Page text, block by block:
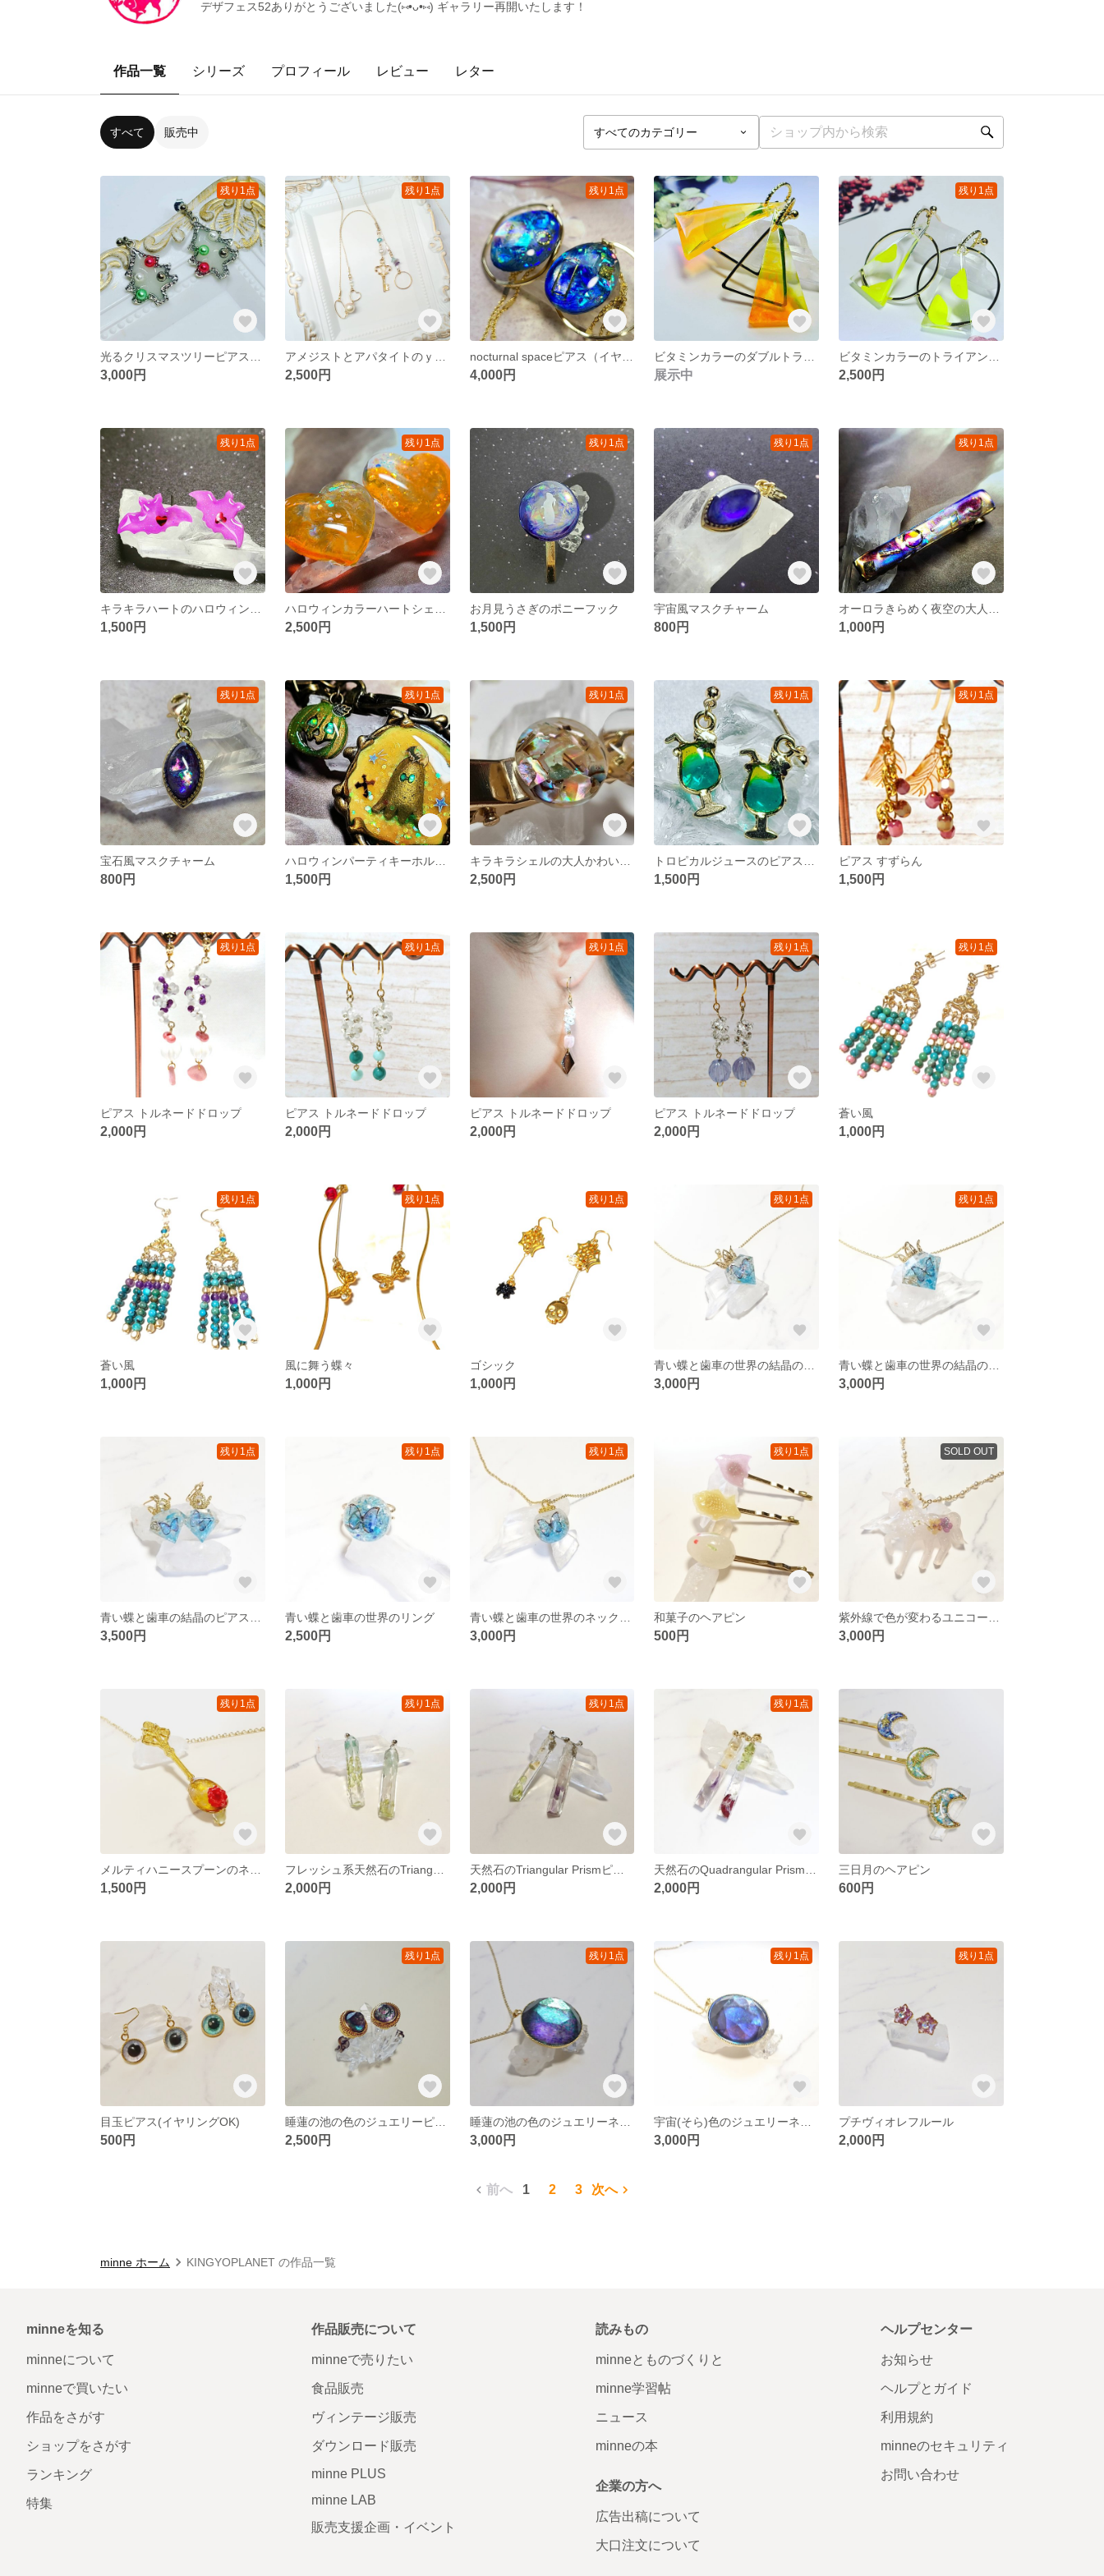
デザフェス52ありがとうございました(⑅•ᴗ•⑅) ギャラリー再開いたします！
作品一覧 シリーズ プロフィール レビュー レター
すべて 販売中
残り1点
3,000円
残り1点
2,500円
残り1点
4,000円 展示中
残り1点
2,500円
残り1点
1,500円
残り1点
2,500円
残り1点
お月見うさぎのポニーフック
1,500円
残り1点
宇宙風マスクチャーム
800円
残り1点
1,000円
残り1点
宝石風マスクチャーム
800円
残り1点
ハロウィンパーティキーホルダー
1,500円
残り1点
2,500円
残り1点
1,500円
残り1点
ピアス すずらん
1,500円
残り1点
ピアス トルネードドロップ
2,000円
残り1点
ピアス トルネードドロップ
2,000円
残り1点
ピアス トルネードドロップ
2,000円
残り1点
ピアス トルネードドロップ
2,000円
残り1点
蒼い風
1,000円
残り1点
蒼い風
1,000円
残り1点
風に舞う蝶々
1,000円
残り1点
ゴシック
1,000円
残り1点
3,000円
残り1点
3,000円
残り1点
3,500円
残り1点
青い蝶と歯車の世界のリング
2,500円
残り1点
3,000円
残り1点
和菓子のヘアピン
500円
SOLD OUT
3,000円
残り1点
1,500円
残り1点
2,000円
残り1点
天然石のTriangular Prismピアス（イヤリングOK）
2,000円
残り1点
2,000円
三日月のヘアピン
600円
目玉ピアス(イヤリングOK)
500円
残り1点
睡蓮の池の色のジュエリーピアス
2,500円
残り1点
3,000円
残り1点
3,000円
残り1点
プチヴィオレフルール
2,000円
前へ 1 2 3 次へ
minne ホーム KINGYOPLANET の作品一覧
minneを知る
minneについて
minneで買いたい
作品をさがす
ショップをさがす
ランキング
特集
作品販売について
minneで売りたい
食品販売
ヴィンテージ販売
ダウンロード販売
minne PLUS
minne LAB
販売支援企画・イベント
読みもの
minneとものづくりと
minne学習帖
ニュース
minneの本
企業の方へ
広告出稿について
大口注文について
ヘルプセンター
お知らせ
ヘルプとガイド
利用規約
minneのセキュリティ
お問い合わせ